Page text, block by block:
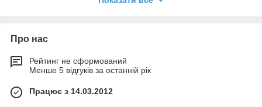
споруд, матеріалами власного
призначення для захисту від різних
розчинів агресивних середовищ на
основі епоксидних, кремне-
органічних, пентафталиевых,
алкідних, силіконових, латексних та
ін. сполук;
Про нас
Рейтинг не сформований
Менше 5 відгуків за останній рік
Працює з 14.03.2012